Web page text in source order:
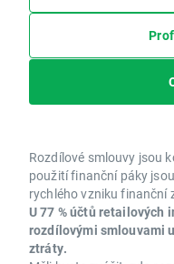
Rozdílové smlouvy jsou
použití finanční páky
rychlého vzniku finanční
U 77 % účtů retailových
rozdílovými smlouvami
ztráty.